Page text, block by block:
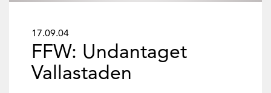
17.09.04
FFW: Undantaget
Vallastaden